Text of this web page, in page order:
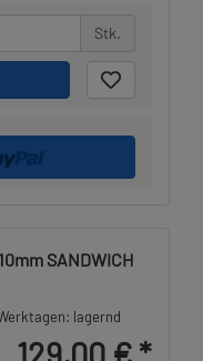
Stk.
SANDWICH
lagernd